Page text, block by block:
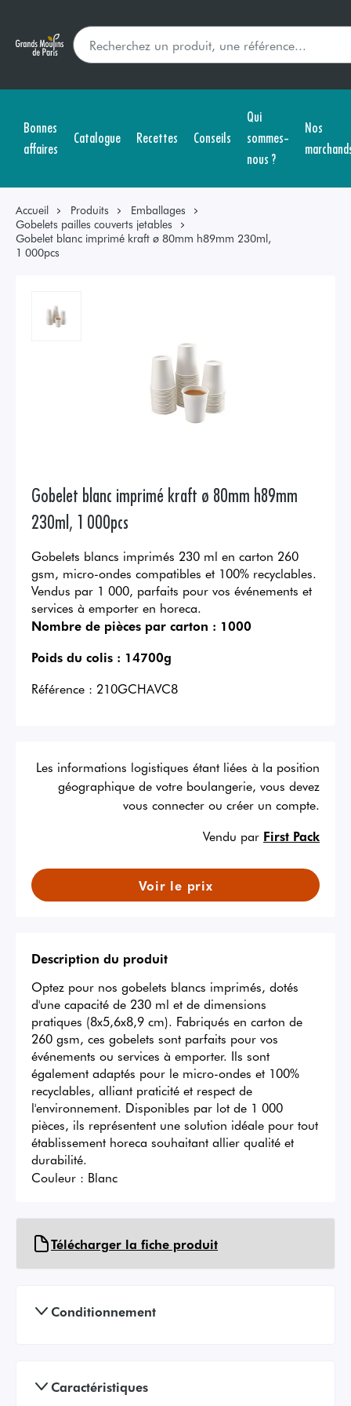
Bonnes
affaires
Catalogue Recettes Conseils
Qui
sommes-
nous ?
Nos
Accueil Produits
Emballages
Gobelets pailles couverts jetables
Gobelet blanc imprimé kraft ø 80mm h89mm 230ml,
1 000pcs
Gobelet blanc imprimé kraft ø 80mm h89mm
230ml, 1 000pcs
Gobelets blancs imprimés 230 ml en carton 260
gsm, micro-ondes compatibles et 100% recyclables.
Vendus par 1 000, parfaits pour vos événements et
services à emporter en horeca.
Nombre de pièces par carton : 1000
Poids du colis : 14700g
Référence : 210GCHAVC8
Les informations logistiques étant liées à la position
géographique de votre boulangerie, vous devez
vous connecter ou créer un compte.
Vendu par First Pack
Voir le prix
Description du produit
Optez pour nos gobelets blancs imprimés, dotés
d'une capacité de 230 ml et de dimensions
pratiques (8x5,6x8,9 cm). Fabriqués en carton de
260 gsm, ces gobelets sont parfaits pour vos
événements ou services à emporter. Ils sont
également adaptés pour le micro-ondes et 100%
recyclables, alliant praticité et respect de
l'environnement. Disponibles par lot de 1 000
pièces, ils représentent une solution idéale pour tout
établissement horeca souhaitant allier qualité et
durabilité.
Couleur : Blanc
Télécharger la fiche produit
Conditionnement
Caractéristiques